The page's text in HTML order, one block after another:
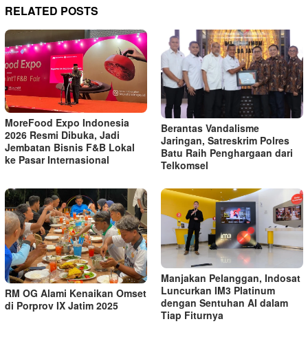
RELATED POSTS
MoreFood Expo Indonesia
2026 Resmi Dibuka, Jadi
Jembatan Bisnis F&B Lokal
ke Pasar Internasional
Berantas Vandalisme
Jaringan, Satreskrim Polres
Batu Raih Penghargaan dari
Telkomsel
RM OG Alami Kenaikan Omset
di Porprov IX Jatim 2025
Manjakan Pelanggan, Indosat
Luncurkan IM3 Platinum
dengan Sentuhan AI dalam
Tiap Fiturnya